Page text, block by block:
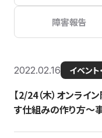
障害報告
2022.02.16 イベント
【2/24（木）オンライ
す仕組みの作り方〜